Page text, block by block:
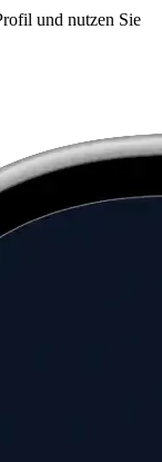
und nutzen Sie